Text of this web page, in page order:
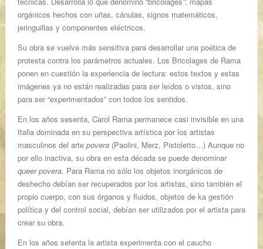
orgánicos hechos con uñas, cánulas, signos matemáticos,
jeringuillas y componentes eléctricos.
Su obra se vuelve más sensitiva para desarrollar una poética de
protesta contra los parámetros actuales. Los Bricolages de Rama
ponen en cuestión la experiencia de lectura: estos textos y estas
imágenes ya no están realizadas para ser leídos o vistos, sino
para ser “experimentados” con todos los sentidos.
En los años sesenta, Carol Rama permanece casi invisible en una
Italia dominada en su perspectiva artística por los artistas
masculinos del arte povera (Paolini, Merz, Pistoletto…) Aunque no
por ello inactiva, su obra en esta década se puede denominar
queer povera. Para Rama no sólo los objetos inorgánicos de
deshecho debían ser recuperados por los artistas, sino también el
propio cuerpo, con sus órganos y fluidos, objetos de ka gestión
política y del control social, debían ser utilizados por el artista para
crear su obra.
En los años setenta la artista experimenta con el caucho